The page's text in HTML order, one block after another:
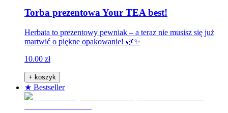
Torba prezentowa Your TEA best!
Herbata to prezentowy pewniak – a teraz nie musisz się już
martwić o piękne opakowanie! 🌿✨
10.00 zł
+ koszyk
★ Bestseller